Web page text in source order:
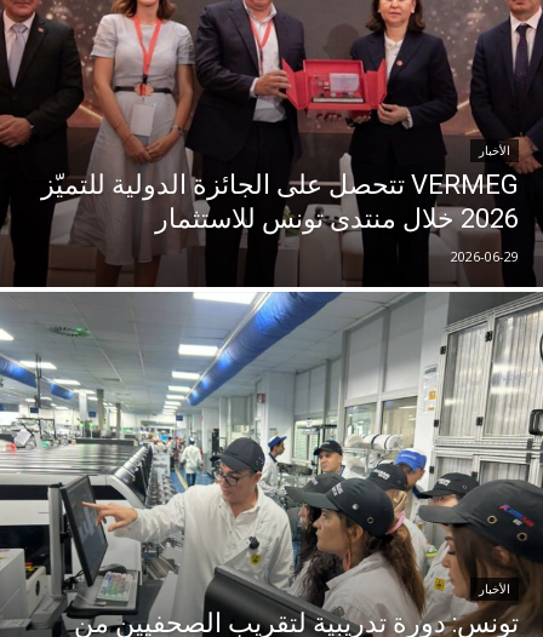
الأخبار
VERMEG تتحصل على الجائزة الدولية للتميّز
2026 خلال منتدى تونس للاستثمار
2026-06-29
الأخبار
تونس: دورة تدريبية لتقريب الصحفيين من